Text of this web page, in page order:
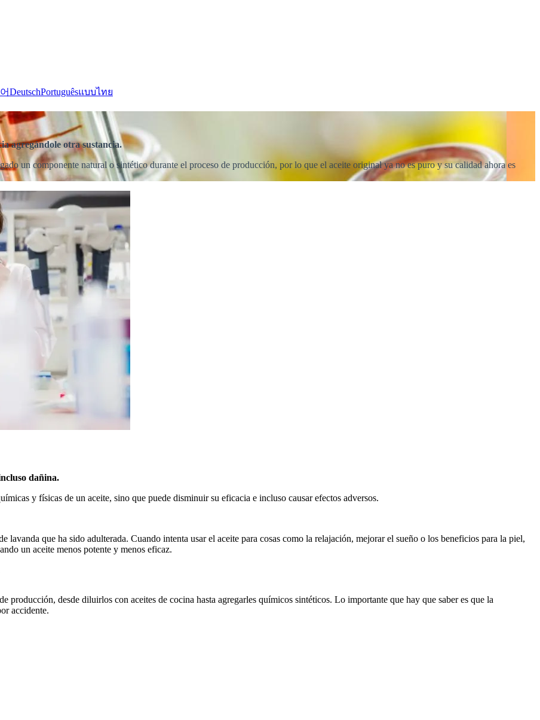
DeutschPortuguêsแบบไทย
agregándole otra sustancia.
un componente natural o sintético durante el proceso de producción, por lo que el aceite original ya no es puro y su calidad ahora es
dañina.
y físicas de un aceite, sino que puede disminuir su eficacia e incluso causar efectos adversos.
lavanda que ha sido adulterada. Cuando intenta usar el aceite para cosas como la relajación, mejorar el sueño o los beneficios para la piel,
un aceite menos potente y menos eficaz.
producción, desde diluirlos con aceites de cocina hasta agregarles químicos sintéticos. Lo importante que hay que saber es que la
accidente.